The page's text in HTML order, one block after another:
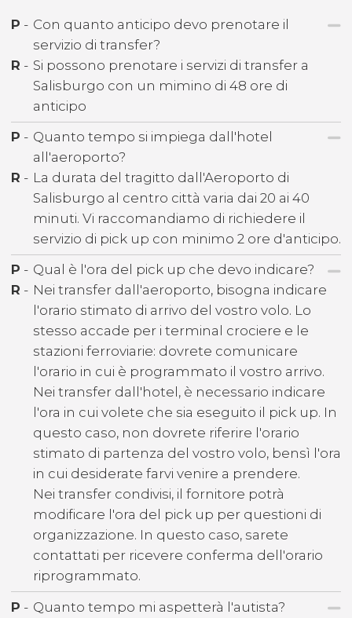
P - Con quanto anticipo devo prenotare il
servizio di transfer?
R - Si possono prenotare i servizi di transfer a
Salisburgo con un mimino di 48 ore di
anticipo
P - Quanto tempo si impiega dall'hotel
all'aeroporto?
R - La durata del tragitto dall'Aeroporto di
Salisburgo al centro città varia dai 20 ai 40
minuti. Vi raccomandiamo di richiedere il
servizio di pick up con minimo 2 ore d'anticipo.
P - Qual è l'ora del pick up che devo indicare?
R - Nei transfer dall'aeroporto, bisogna indicare
l'orario stimato di arrivo del vostro volo. Lo
stesso accade per i terminal crociere e le
stazioni ferroviarie: dovrete comunicare
l'orario in cui è programmato il vostro arrivo.
Nei transfer dall'hotel, è necessario indicare
l'ora in cui volete che sia eseguito il pick up. In
questo caso, non dovrete riferire l'orario
stimato di partenza del vostro volo, bensì l'ora
in cui desiderate farvi venire a prendere.
Nei transfer condivisi, il fornitore potrà
modificare l'ora del pick up per questioni di
organizzazione. In questo caso, sarete
contattati per ricevere conferma dell'orario
riprogrammato.
P - Quanto tempo mi aspetterà l'autista?